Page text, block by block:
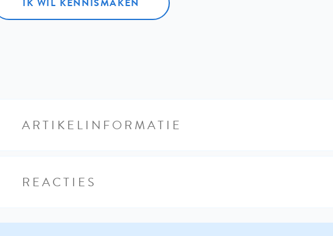
IK WIL KENNISMAKEN
ARTIKELINFORMATIE
REACTIES